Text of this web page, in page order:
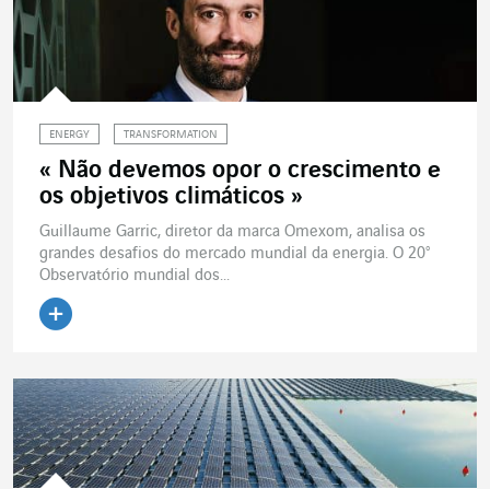
ENERGY TRANSFORMATION
« Não devemos opor o crescimento e
os objetivos climáticos »
Guillaume Garric, diretor da marca Omexom, analisa os
grandes desafios do mercado mundial da energia. O 20°
Observatório mundial dos...